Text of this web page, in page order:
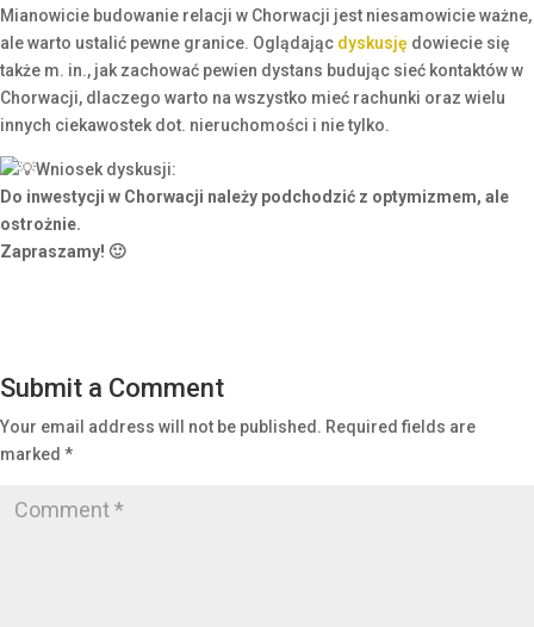
Mianowicie budowanie relacji w Chorwacji jest niesamowicie ważne,
ale warto ustalić pewne granice. Oglądając dyskusję dowiecie się
także m. in., jak zachować pewien dystans budując sieć kontaktów w
Chorwacji, dlaczego warto na wszystko mieć rachunki oraz wielu
innych ciekawostek dot. nieruchomości i nie tylko.
Wniosek dyskusji:
Do inwestycji w Chorwacji należy podchodzić z optymizmem, ale
ostrożnie.
Zapraszamy! 🙂
Submit a Comment
Your email address will not be published. Required fields are
marked *